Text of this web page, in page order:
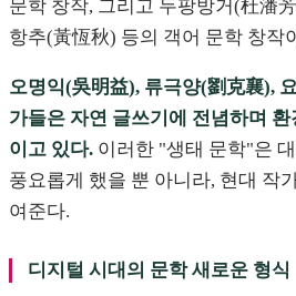
문학 창작, 그리고 두팡방거(杜潘
항추(黃恆秋) 등의 객어 문학 창작
오명익(吳明益), 류극양(劉克襄),
가들은 자연 글쓰기에 전념하며
이고 있다. 이러한 "생태 문학"은
풍요롭게 했을 뿐 아니라, 현대 작
여준다.
디지털 시대의 문학 새로운 형식